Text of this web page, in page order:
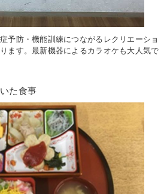
予防・機能訓練につながるレクリエーショ
ます。最新機器によるカラオケも大人気で
た食事